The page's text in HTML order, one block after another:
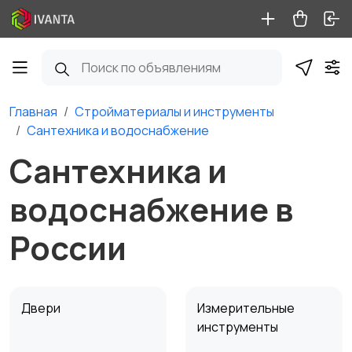
Главная
Стройматериалы и инструменты
Сантехника и водоснабжение
Сантехника и
водоснабжение в
России
Двери
Измерительные
инструменты